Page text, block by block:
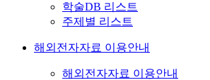
학술DB 리스트
주제별 리스트
해외전자자료 이용안내
해외전자자료 이용안내